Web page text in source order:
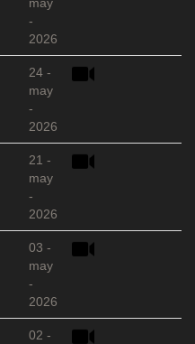
-
2026
24 -
may
-
2026
21 -
may
-
2026
03 -
may
-
2026
02 -